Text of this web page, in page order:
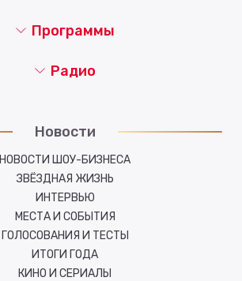
Новости
НОВОСТИ ШОУ-БИЗНЕСА
ЗВЁЗДНАЯ ЖИЗНЬ
ИНТЕРВЬЮ
МЕСТА И СОБЫТИЯ
ГОЛОСОВАНИЯ И ТЕСТЫ
ИТОГИ ГОДА
КИНО И СЕРИАЛЫ
Программы
Радио